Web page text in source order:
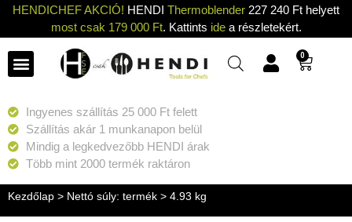
HENDICHEF AKCIÓ! HENDI Thermoblender 227 240 Ft helyett
most csak 179 000 Ft. Kattints idea részletekért.
0
Ingyenes szállítás 25 000 Ft felett
Szállítás akár 1 munkanapon belül
Mindig a legkedvezőbb HENDI árak
Több mint 2000 termék raktáron
Kezdőlap > Nettó súly: termék > 4.93 kg